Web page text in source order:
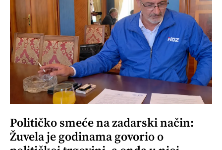
Političko smeće na zadarski način:
Žuvela je godinama govorio o